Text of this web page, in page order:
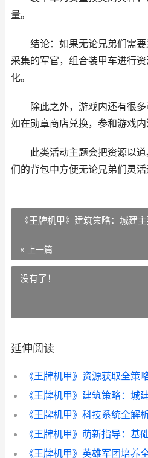
量。
结论：如果无论兄弟们需要
采集的军官，组合装甲车进行
化。
除此之外，游戏内还有很多
如在勋章商店兑换，参和游戏内
此类活动主题会把资源以道
们的背包中方便无论兄弟们灵活
《王牌机甲》建筑策略：城建
« 上一篇
没有了！
延伸阅读